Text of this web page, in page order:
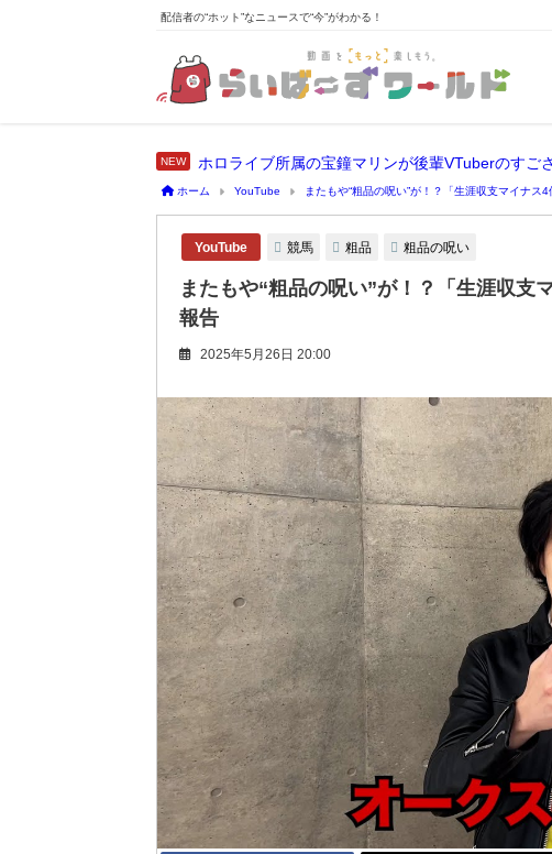
配信者の“ホット”なニュースで“今”がわかる！
ホーム YouTube またもや“粗品の呪い”が！？「生涯収支マイナス
YouTube 競馬 粗品 粗品の呪い
またもや“粗品の呪い”が！？「生涯収支
報告
2025年5月26日 20:00